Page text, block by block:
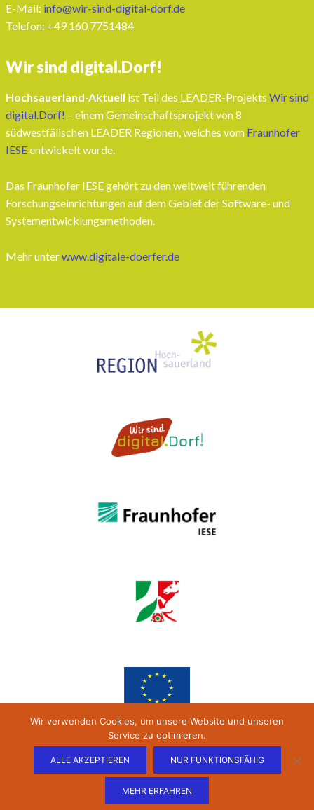
E-Mail: info@wir-sind-digital-dorf.de
Telefon: ‭+49 160 7751484‬
Wir sind digital.Dorf!
Hochsauerland-Aktuell ist Teil des LEADER-Projekts Wir sind
digital.Dorf! – einem Gemeinschaftsprojekt von 8
südwestfälischen LEADER Regionen, welches vom Fraunhofer
IESEentwickelt wurde.
Das Fraunhofer IESE gehört zu den weltweit führenden
Forschungseinrichtungen auf dem Gebiet der Software- und
Systementwicklungsmethoden.
Mehr unterwww.digitale-doerfer.de
Wir verwenden Cookies, um unsere Website und unseren
Service zu optimieren.
ALLE AKZEPTIEREN NUR FUNKTIONSFÄHIG
MEHR ERFAHREN